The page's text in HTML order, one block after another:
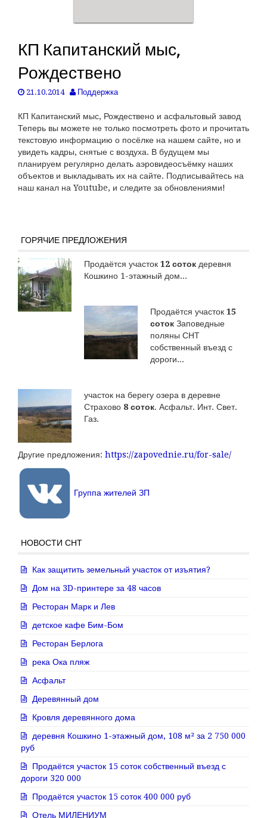
КП Капитанский мыс,
Рождествено
21.10.2014 Поддержка
КП Капитанский мыс, Рождествено и асфальтовый завод
Теперь вы можете не только посмотреть фото и прочитать
текстовую информацию о посёлке на нашем сайте, но и
увидеть кадры, снятые с воздуха. В будущем мы
планируем регулярно делать аэровидеосъёмку наших
объектов и выкладывать их на сайте. Подписывайтесь на
наш канал на Youtube, и следите за обновлениями!
ГОРЯЧИЕ ПРЕДЛОЖЕНИЯ
Продаётся участок 12 соток деревня
Кошкино 1-этажный дом...
Продаётся участок 15
соток Заповедные
поляны СНТ
собственный въезд с
дороги...
участок на берегу озера в деревне
Страхово 8 соток. Асфальт. Инт. Свет.
Газ.
Другие предложения: https://zapovednie.ru/for-sale/
Группа жителей ЗП
НОВОСТИ СНТ
Как защитить земельный участок от изъятия?
Дом на 3D-принтере за 48 часов
Ресторан Марк и Лев
детское кафе Бим-Бом
Ресторан Берлога
река Ока пляж
Асфальт
Деревянный дом
Кровля деревянного дома
деревня Кошкино 1-этажный дом, 108 м² за 2 750 000
руб
Продаётся участок 15 соток собственный въезд с
дороги 320 000
Продаётся участок 15 соток 400 000 руб
Отель МИЛЕНИУМ